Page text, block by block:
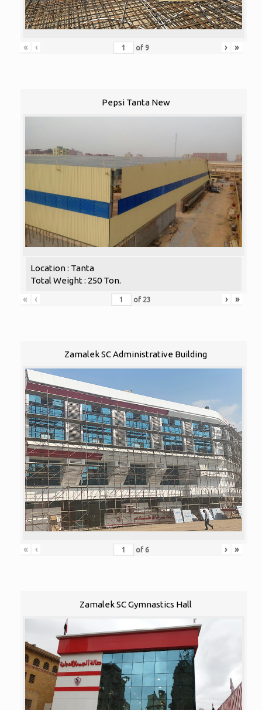
« ‹ of 9 › »
Pepsi Tanta New
Location : Tanta
Total Weight : 250 Ton.
«
‹ of 23 › »
Zamalek SC Administrative Building
« ‹ of 6 › »
Zamalek SC Gymnastics Hall